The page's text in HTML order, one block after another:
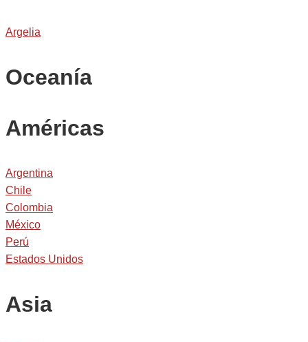
Argelia
Oceanía
Américas
Argentina
Chile
Colombia
México
Perú
Estados Unidos
Asia